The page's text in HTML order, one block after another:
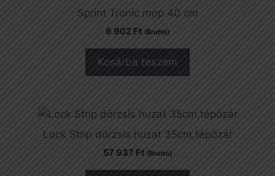
Sprint Tronic mop 40 cm
6 902 Ft (Bruttó)
Kosárba teszem
Lock Strip dörzsis huzat 35cm,tépőzár
57 937 Ft (Bruttó)